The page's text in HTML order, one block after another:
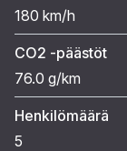
180 km/h
CO2 -päästöt
76.0 g/km
Henkilömäärä
5